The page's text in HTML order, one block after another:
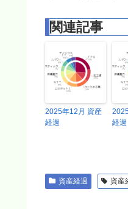
関連記事
2025年12月 資産
経過
経過
資産経過 資産